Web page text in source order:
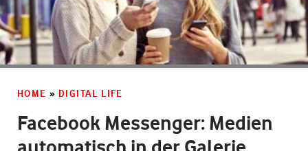
HOME » DIGITAL LIFE
Facebook Messenger: Medien